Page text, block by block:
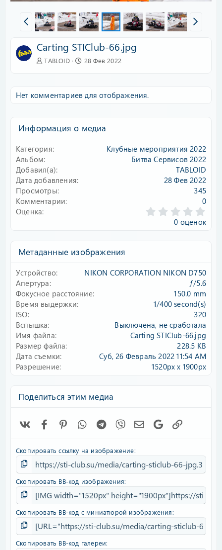
Carting STIClub-66.jpg
TABLOID 28 Фев 2022
Нет комментариев для отображения.
Информация о медиа
Категория
Клубные мероприятия 2022
Альбом
Битва Сервисов 2022
Добавил(а)
TABLOID
Дата добавления
28 Фев 2022
Просмотры
345
Комментарии
0
Оценка
.
0
з
д
0 оценок
Метаданные изображения
Устройство
NIKON CORPORATION NIKON D750
Апертура
ƒ/5.6
Фокусное расстояние
150.0 mm
Время выдержки
1/400 second(s)
ISO
320
Вспышка
Выключена, не сработала
Имя файла
Carting STIClub-66.jpg
Размер файла
228.5 KB
Дата съемки
Суб, 26 Февраль 2022 11:54 AM
Разрешение
1520px x 1900px
Поделиться этим медиа
FacebookPinterestWhatsAppTelegram
Viber Электронная почта
Google
Скопировать ссылку на изображение
Скопировать BB-код изображения
Скопировать BB-код с миниатюрой изображения
Скопировать BB-код галереи